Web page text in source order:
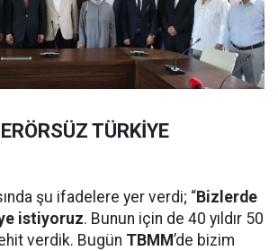
TÜRKİYE
şu ifadelere yer verdi; “Bizlerde
istiyoruz. Bunun için de 40 yıldır 50
verdik. Bugün TBMM’de bizim